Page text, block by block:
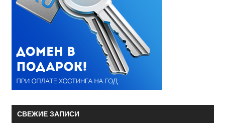
СВЕЖИЕ ЗАПИСИ